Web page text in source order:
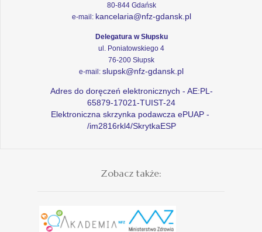
80-844 Gdańsk
e-mail: kancelaria@nfz-gdansk.pl
Delegatura w Słupsku
ul. Poniatowskiego 4
76-200 Słupsk
e-mail: slupsk@nfz-gdansk.pl
Adres do doręczeń elektronicznych - AE:PL-
65879-17021-TUIST-24
Elektroniczna skrzynka podawcza ePUAP -
/im2816rkl4/SkrytkaESP
Zobacz także: